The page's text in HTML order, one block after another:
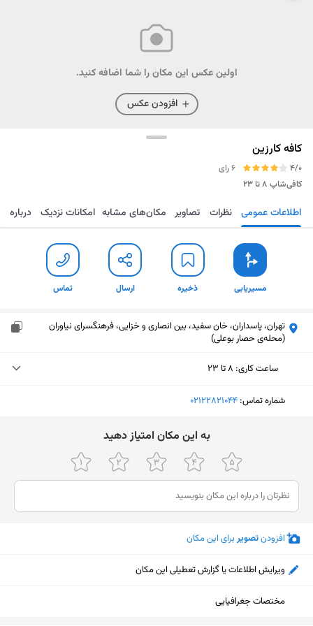
اولین عکس این مکان را شما اضافه کنید.
افزودن عکس
کافه کارزین
4/0
6 رای
کافی‌شاپ ۸ تا ۲۳
مسیریابی ذخیره ارسال تماس اطلاعات عمومی نظرات تصاویر مکان‌های مشابه امکانات نزدیک درباره
مسیریابی ذخیره ارسال تماس
تهران، پاسداران، خان سفید، بین انصاری و خزایی، فرهنگسرای نیاوران
(محله‌ی حصار بوعلی)
ساعت کاری: ۸ تا ۲۳
چهارشنبه (امروز)
شنبه
۸ تا ۲۳
یکشنبه
۸ تا ۲۳
دوشنبه
سه‌شنبه
شماره تماس: ‎02122821044
ﺑﻪ اﯾﻦ ﻣﮑﺎن اﻣﺘﯿﺎز دﻫﯿﺪ
افزودنتصویربرای این مکان
ویرایش اطلاعات یا گزارش تعطیلی این مکان
مختصات جغرافیایی